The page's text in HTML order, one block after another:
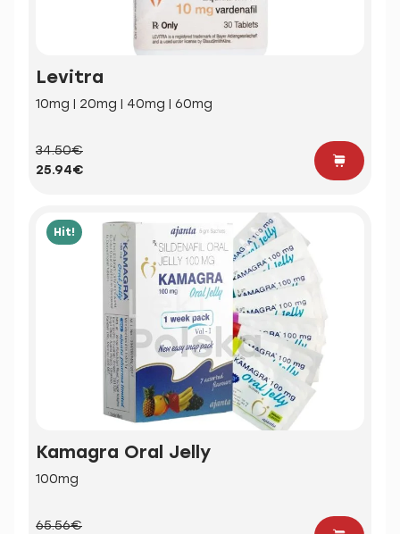
Levitra
10mg | 20mg | 40mg | 60mg
34.50€
25.94€
Hit!
Kamagra Oral Jelly
100mg
65.56€